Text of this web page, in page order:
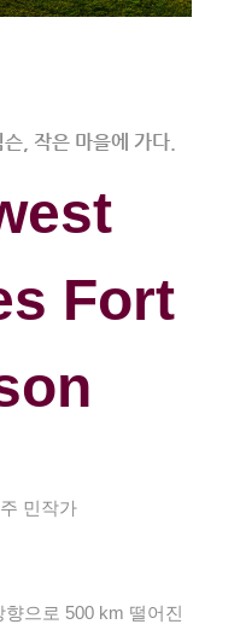
, 작은 마을에 가다.
Fort
민작가
으로 500 km 떨어진